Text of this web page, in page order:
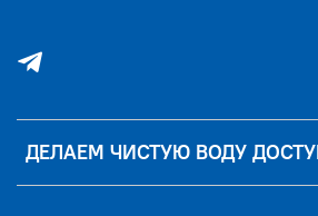
ДЕЛАЕМ ЧИСТУЮ ВОДУ